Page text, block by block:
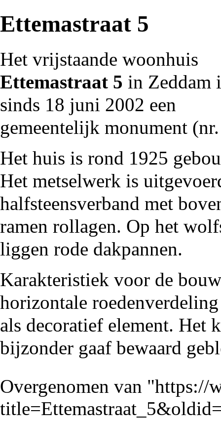
Ettemastraat 5
Het vrijstaande woonhuis
Ettemastraat 5 in Zeddam
sinds 18 juni 2002 een
gemeentelijk monument
Het huis is rond 1925
Het metselwerk is
halfsteensverband met
ramen rollagen. Op het
liggen rode dakpannen.
Karakteristiek voor de
horizontale
als decoratief element. Het
bijzonder gaaf bewaard
Overgenomen van "https://